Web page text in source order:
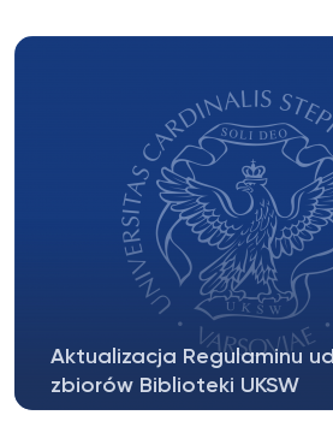
Dyrektora Biblioteki...
Aktualizacja Regulaminu
zbiorów Biblioteki UKSW